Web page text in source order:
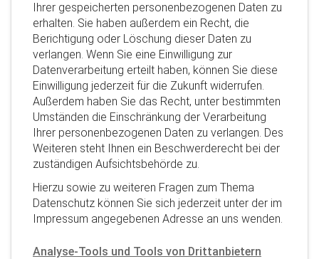
Ihrer gespeicherten personenbezogenen Daten zu
erhalten. Sie haben außerdem ein Recht, die
Berichtigung oder Löschung dieser Daten zu
verlangen. Wenn Sie eine Einwilligung zur
Datenverarbeitung erteilt haben, können Sie diese
Einwilligung jederzeit für die Zukunft widerrufen.
Außerdem haben Sie das Recht, unter bestimmten
Umständen die Einschränkung der Verarbeitung
Ihrer personenbezogenen Daten zu verlangen. Des
Weiteren steht Ihnen ein Beschwerderecht bei der
zuständigen Aufsichtsbehörde zu.
Hierzu sowie zu weiteren Fragen zum Thema
Datenschutz können Sie sich jederzeit unter der im
Impressum angegebenen Adresse an uns wenden.
Analyse-Tools und Tools von Drittanbietern